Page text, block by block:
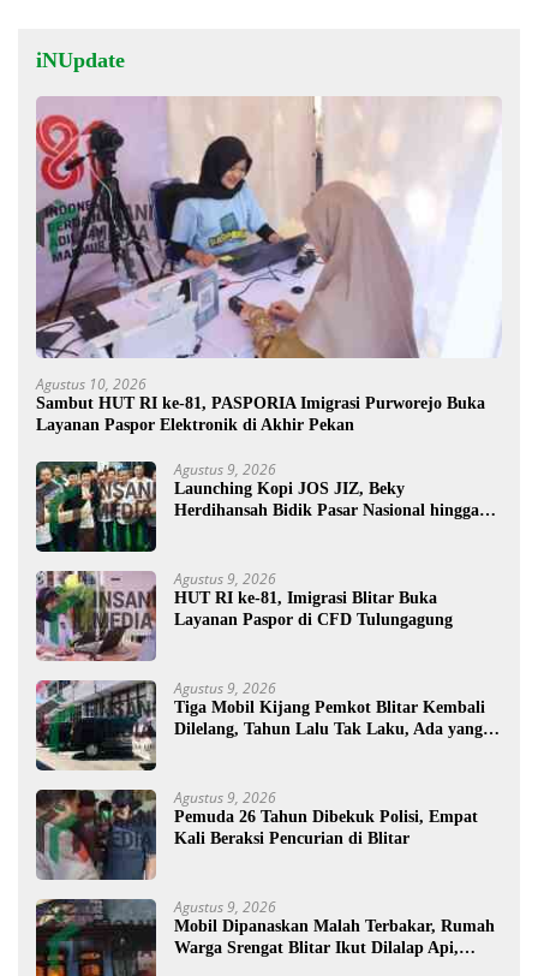
iNUpdate
Agustus 10, 2026
Sambut HUT RI ke-81, PASPORIA Imigrasi Purworejo Buka
Layanan Paspor Elektronik di Akhir Pekan
Agustus 9, 2026
Launching Kopi JOS JIZ, Beky
Herdihansah Bidik Pasar Nasional hingga
Agustus 9, 2026
HUT RI ke-81, Imigrasi Blitar Buka
Layanan Paspor di CFD Tulungagung
Agustus 9, 2026
Tiga Mobil Kijang Pemkot Blitar Kembali
Dilelang, Tahun Lalu Tak Laku, Ada yang
Agustus 9, 2026
Pemuda 26 Tahun Dibekuk Polisi, Empat
Kali Beraksi Pencurian di Blitar
Agustus 9, 2026
Mobil Dipanaskan Malah Terbakar, Rumah
Warga Srengat Blitar Ikut Dilalap Api,